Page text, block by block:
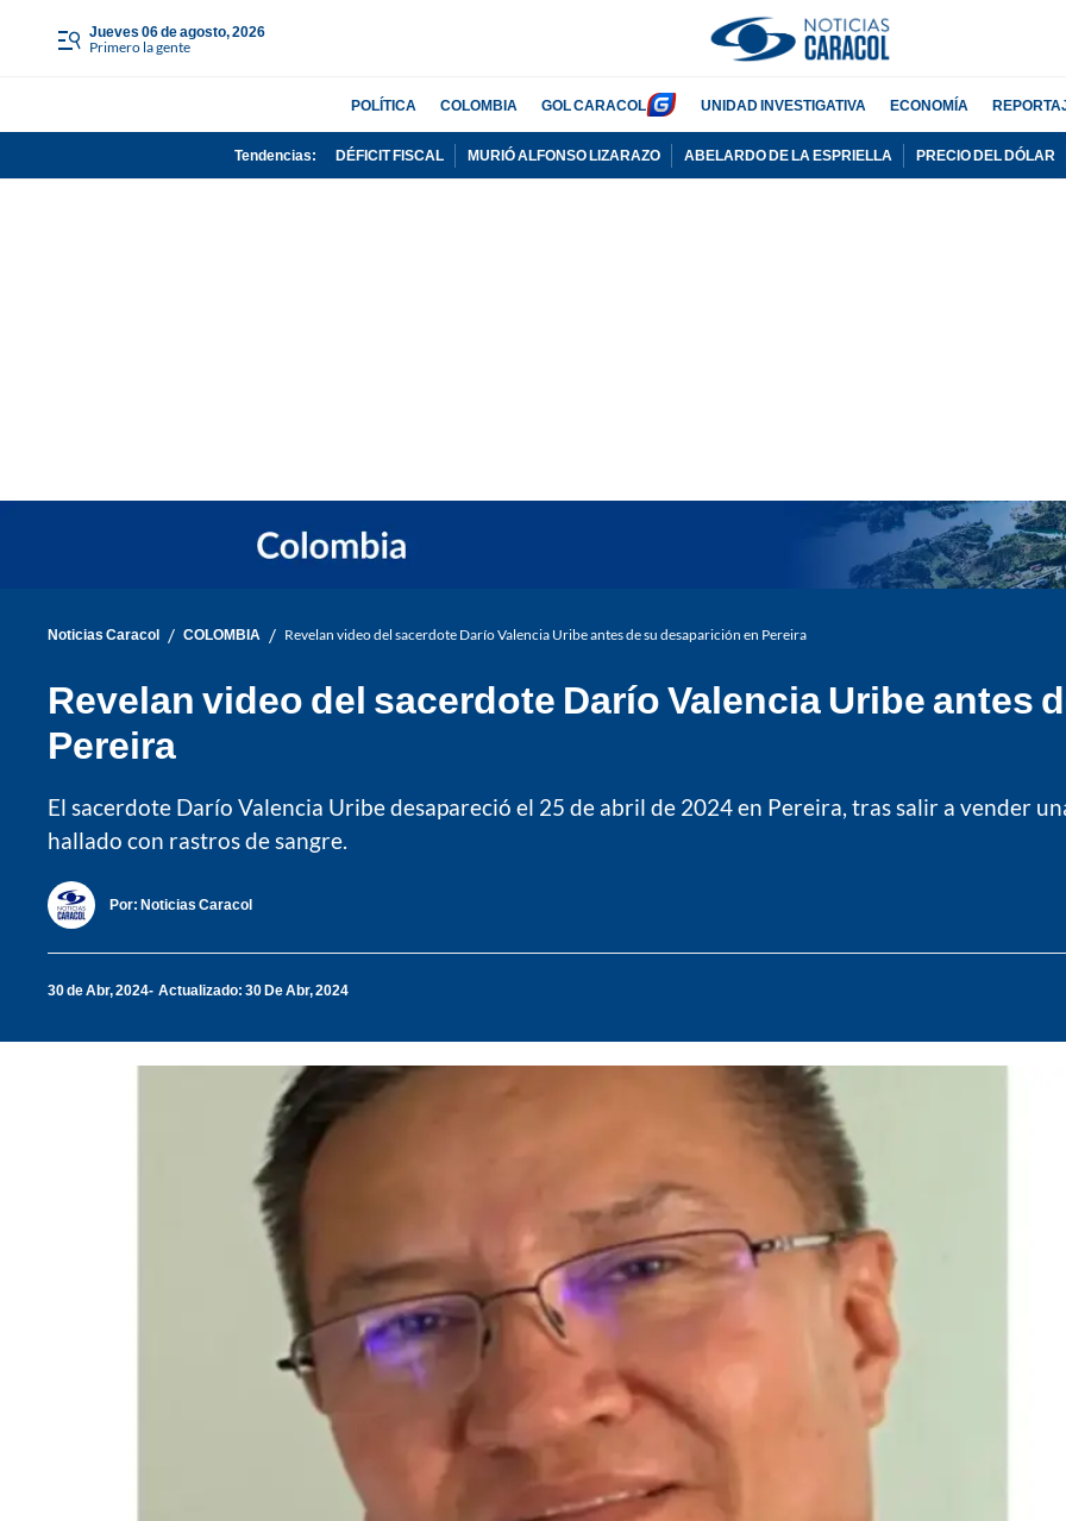
jueves 06 de agosto, 2026
Primero la gente
POLÍTICA COLOMBIA GOL CARACOL UNIDAD INVESTIGATIVA ECONOMÍA
Tendencias: DÉFICIT FISCAL MURIÓ ALFONSO LIZARAZO ABELARDO DE LA ESPRIELLA PRECIO DEL DÓLAR
Noticias Caracol / COLOMBIA / Revelan video del sacerdote Darío Valencia Uribe antes de su desaparición en Pereira
Revelan video del sacerdote Darío Valencia Uribe antes
Pereira
El sacerdote Darío Valencia Uribe desapareció el 25 de abril de 2024 en Pereira, tras salir a vender
hallado con rastros de sangre.
Por: Noticias Caracol
30 de Abr, 2024 Actualizado: 30 De Abr, 2024